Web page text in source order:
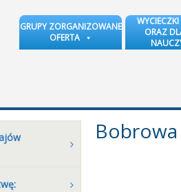
GRUPY ZORGANIZOWANE
OFERTA
ORAZ